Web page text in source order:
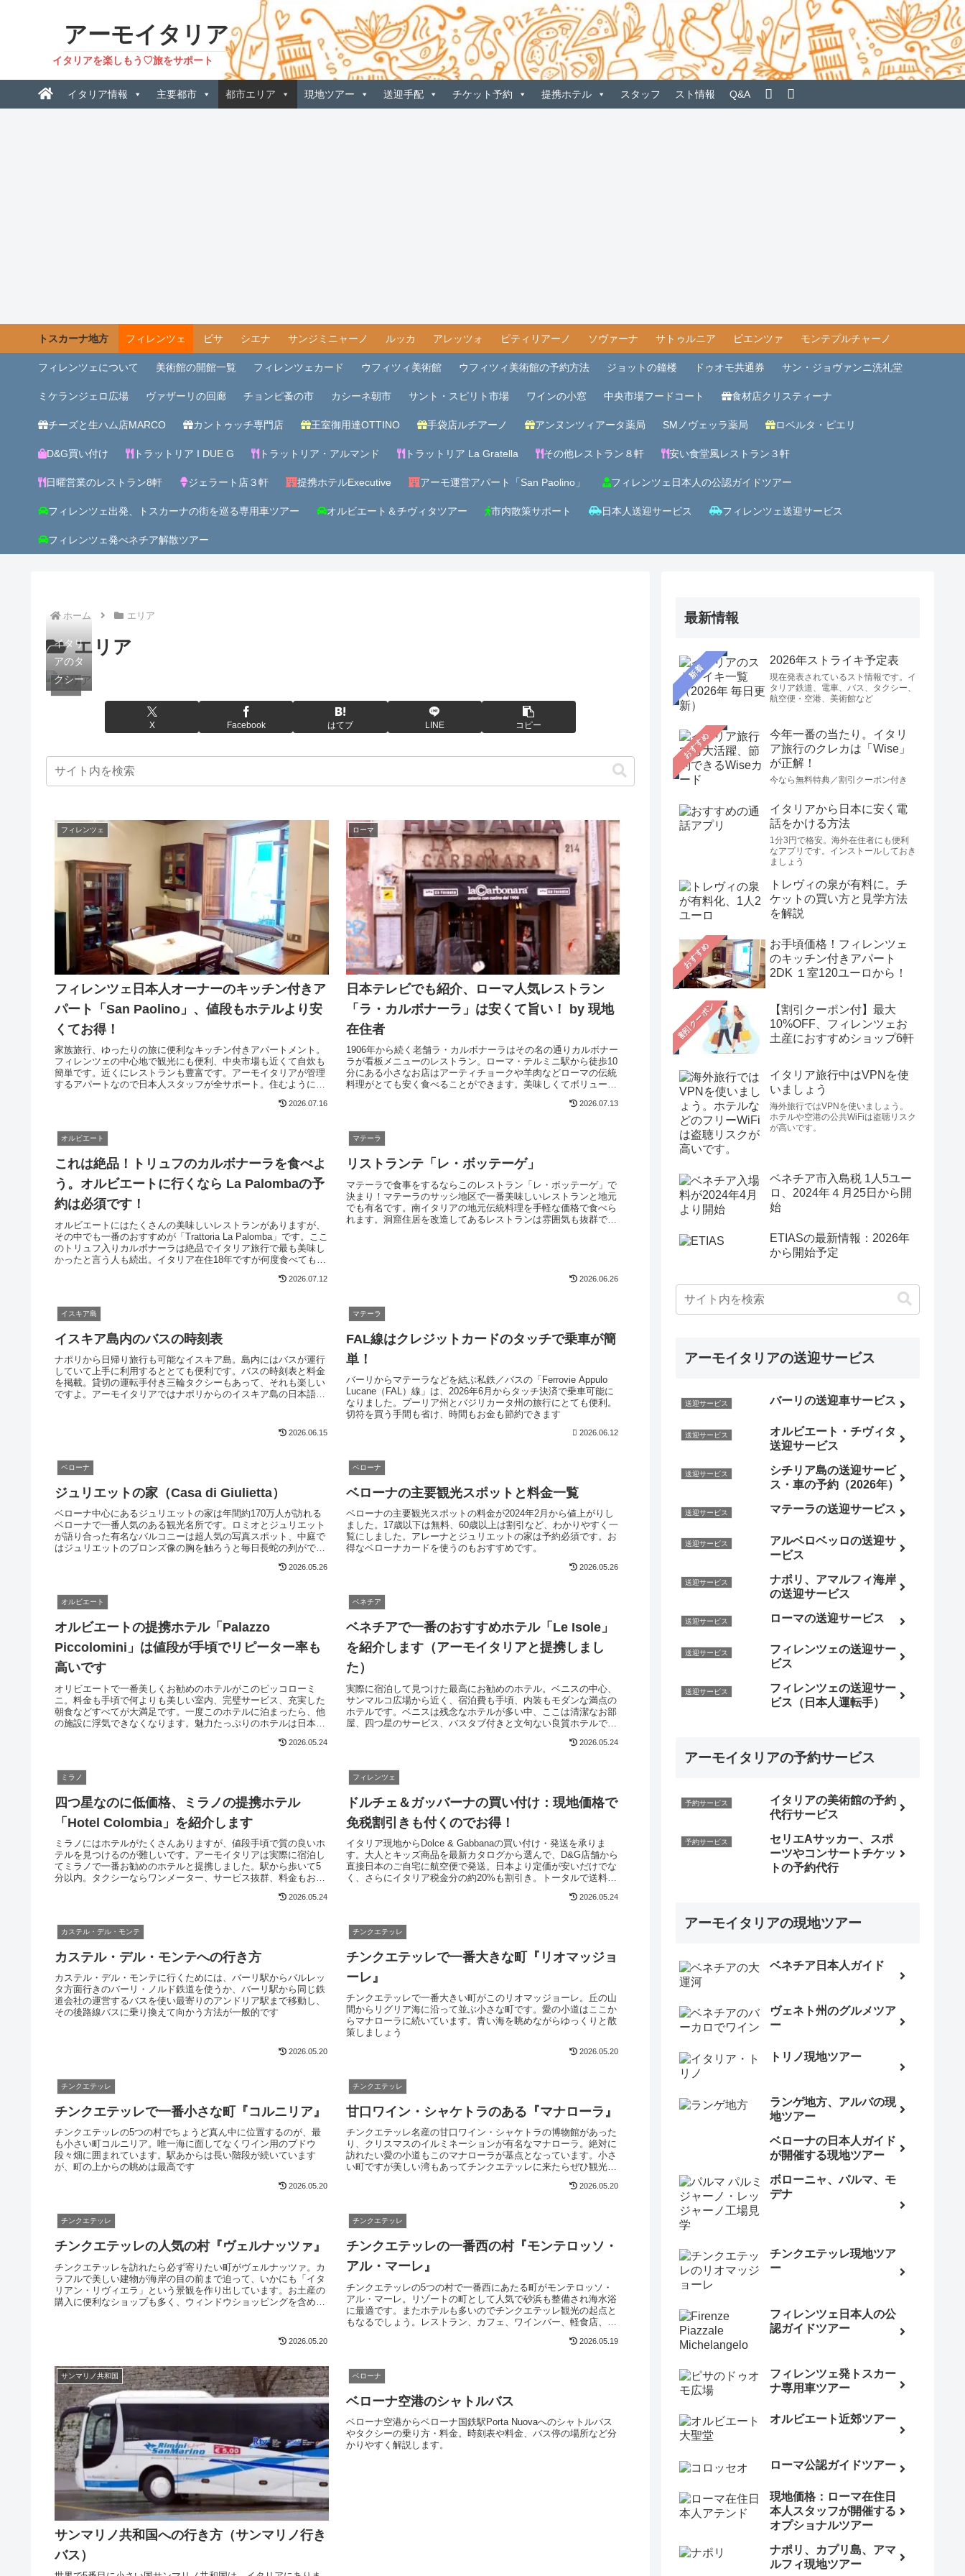
アーモイタリア
イタリアを楽しもう♡旅をサポート
イタリア情報 主要都市 都市エリア 現地ツアー 送迎手配 チケット予約 提携ホテル スタッフ スト情報 Q&A
トスカーナ地方 フィレンツェ ピサ シエナ サンジミニャーノ ルッカ アレッツォ ピティリアーノ ソヴァーナ サトゥルニア ピエンツァ モンテプルチャーノ
フィレンツェについて 美術館の開館一覧 フィレンツェカード ウフィツィ美術館 ウフィツィ美術館の予約方法 ジョットの鐘楼 ドゥオモ共通券 サン・ジョヴァンニ洗礼堂
ミケランジェロ広場 ヴァザーリの回廊 チョンピ蚤の市 カシーネ朝市 サント・スピリト市場 ワインの小窓 中央市場フードコート 食材店クリスティーナ
チーズと生ハム店MARCO カントゥッチ専門店 王室御用達OTTINO 手袋店ルチアーノ アンヌンツィアータ薬局 SMノヴェッラ薬局 ロベルタ・ピエリ
D&G買い付け トラットリア I DUE G トラットリア・アルマンド トラットリア La Gratella その他レストラン８軒 安い食堂風レストラン３軒
日曜営業のレストラン8軒 ジェラート店３軒 提携ホテルExecutive アーモ運営アパート「San Paolino」 フィレンツェ日本人の公認ガイドツアー
フィレンツェ出発、トスカーナの街を巡る専用車ツアー オルビエート＆チヴィタツアー 市内散策サポート 日本人送迎サービス フィレンツェ送迎サービス
フィレンツェ発べネチア解散ツアー
ホーム エリア
エリア
エリア
イタリ
アのタ
クシー
X Facebook はてブ LINE コピー
フィレンツェ
フィレンツェ日本人オーナーのキッチン付きア
パート「San Paolino」、値段もホテルより安
くてお得！
家族旅行、ゆったりの旅に便利なキッチン付きアパートメント。
フィレンツェの中心地で観光にも便利、中央市場も近くて自炊も
簡単です。近くにレストランも豊富です。アーモイタリアが管理
するアパートなので日本人スタッフが全サポート。住むようにフ
2026.07.16
ローマ
日本テレビでも紹介、ローマ人気レストラン
「ラ・カルボナーラ」は安くて旨い！ by 現地
在住者
1906年から続く老舗ラ・カルボナーラはその名の通りカルボナー
ラが看板メニューのレストラン。ローマ・テルミニ駅から徒歩10
分にある小さなお店はアーティチョークや羊肉などローマの伝統
料理がとても安く食べることができます。美味しくてボリューム
2026.07.13
オルビエート
これは絶品！トリュフのカルボナーラを食べよ
う。オルビエートに行くなら La Palombaの予
約は必須です！
オルビエートにはたくさんの美味しいレストランがありますが、
その中でも一番のおすすめが「Trattoria La Palomba」です。ここ
のトリュフ入りカルボナーラは絶品でイタリア旅行で最も美味し
かったと言う人も続出。イタリア在住18年ですが何度食べても感
2026.07.12
マテーラ
リストランテ「レ・ボッテーゲ」
マテーラで食事をするならこのレストラン「レ・ボッテーゲ」で
決まり！マテーラのサッシ地区で一番美味しいレストランと地元
でも有名です。南イタリアの地元伝統料理を手軽な価格で食べら
れます。洞窟住居を改造してあるレストランは雰囲気も抜群で超
2026.06.26
イスキア島
イスキア島内のバスの時刻表
ナポリから日帰り旅行も可能なイスキア島。島内にはバスが運行
していて上手に利用するととても便利です。バスの時刻表と料金
を掲載。貸切の運転手付き三輪タクシーもあって、それも楽しい
ですよ。アーモイタリアではナポリからのイスキア島の日本語ア
2026.06.15
マテーラ
FAL線はクレジットカードのタッチで乗車が簡
単！
バーリからマテーラなどを結ぶ私鉄／バスの「Ferrovie Appulo
Lucane（FAL）線」は、2026年6月からタッチ決済で乗車可能に
なりました。プーリア州とバジリカータ州の旅行にとても便利。
切符を買う手間も省け、時間もお金も節約できます
2026.06.12
ベローナ
ジュリエットの家（Casa di Giulietta）
ベローナ中心にあるジュリエットの家は年間約170万人が訪れる
ベローナで一番人気のある観光名所です。ロミオとジュリエット
が語り合った有名なバルコニーは超人気の写真スポット、中庭で
はジュリエットのブロンズ像の胸を触ろうと毎日長蛇の列ができ
2026.05.26
ベローナ
ベローナの主要観光スポットと料金一覧
ベローナの主要観光スポットの料金が2024年2月から値上がりし
ました。17歳以下は無料、60歳以上は割引など、わかりやすく一
覧にしました。アレーナとジュリエットの家は予約必須です。お
得なベローナカードを使うのもおすすめです。
2026.05.26
オルビエート
オルビエートの提携ホテル「Palazzo
Piccolomini」は値段が手頃でリピーター率も
高いです
オリビエートで一番美しくお勧めのホテルがこのピッコローミ
ニ。料金も手頃で何よりも美しい室内、完璧サービス、充実した
朝食などすべてが大満足です。一度このホテルに泊まったら、他
の施設に浮気できなくなります。魅力たっぷりのホテルは日本語
2026.05.24
ベネチア
ベネチアで一番のおすすめホテル「Le Isole」
を紹介します（アーモイタリアと提携しまし
た）
実際に宿泊して見つけた最高にお勧めのホテル。ベニスの中心、
サンマルコ広場から近く、宿泊費も手頃、内装もモダンな満点の
ホテルです。ベニスは残念なホテルが多い中、ここは清潔なお部
屋、四つ星のサービス、バスタブ付きと文句ない良質ホテルでし
2026.05.24
ミラノ
四つ星なのに低価格、ミラノの提携ホテル
「Hotel Colombia」を紹介します
ミラノにはホテルがたくさんありますが、値段手頃で質の良いホ
テルを見つけるのが難しいです。アーモイタリアは実際に宿泊し
てミラノで一番お勧めのホテルと提携しました。駅から歩いて5
分以内。タクシーならワンメーター、サービス抜群、料金もお得
2026.05.24
フィレンツェ
ドルチェ＆ガッバーナの買い付け：現地価格で
免税割引きも付くのでお得！
イタリア現地からDolce & Gabbanaの買い付け・発送を承りま
す。大人とキッズ商品を最新カタログから選んで、D&G店舗から
直接日本のご自宅に航空便で発送。日本より定価が安いだけでな
く、さらにイタリア税金分の約20%も割引き。トータルで送料と
2026.05.24
カステル・デル・モンテ
カステル・デル・モンテへの行き方
カステル・デル・モンテに行くためには、バーリ駅からバルレッ
タ方面行きのバーリ・ノルド鉄道を使うか、バーリ駅から同じ鉄
道会社の運営するバスを使い最寄りのアンドリア駅まで移動し、
その後路線バスに乗り換えて向かう方法が一般的です
2026.05.20
チンクエテッレ
チンクエテッレで一番大きな町『リオマッジョ
ーレ』
チンクエテッレで一番大きい町がこのリオマッジョーレ。丘の山
間からリグリア海に沿って並ぶ小さな町です。愛の小道はここか
らマナローラに続いています。青い海を眺めながらゆっくりと散
策しましょう
2026.05.20
チンクエテッレ
チンクエテッレで一番小さな町『コルニリア』
チンクエテッレの5つの村でちょうど真ん中に位置するのが、最
も小さい町コルニリア。唯一海に面してなくワイン用のブドウ
段々畑に囲まれています。駅あからは長い階段が続いています
が、町の上からの眺めは最高です
2026.05.20
チンクエテッレ
甘口ワイン・シャケトラのある『マナローラ』
チンクエテッレ名産の甘口ワイン・シャケトラの博物館があった
り、クリスマスのイルミネーションが有名なマナローラ。絶対に
訪れたい愛の小道もこのマナローラが基点となっています。小さ
い町ですが美しい湾もあってチンクエテッレに来たらぜひ観光し
2026.05.20
チンクエテッレ
チンクエテッレの人気の村『ヴェルナッツァ』
チンクエテッレを訪れたら必ず寄りたい町がヴェルナッツァ。カ
ラフルで美しい建物が海岸の目の前まで迫って、いかにも「イタ
リアン・リヴィエラ」という景観を作り出しています。お土産の
購入に便利なショップも多く、ウィンドウショッピングを含め町
2026.05.20
チンクエテッレ
チンクエテッレの一番西の村『モンテロッソ・
アル・マーレ』
チンクエテッレの5つの村で一番西にあたる町がモンテロッソ・
アル・マーレ。リゾートの町として人気で砂浜も整備され海水浴
に最適です。またホテルも多いのでチンクエテッレ観光の起点と
もなるでしょう。レストラン、カフェ、ワインバー、軽食店、お
2026.05.19
サンマリノ共和国
サンマリノ共和国への行き方（サンマリノ行き
バス）
ベローナ
ベローナ空港のシャトルバス
ベローナ空港からベローナ国鉄駅Porta Nuovaへのシャトルバス
やタクシーの乗り方・料金。時刻表や料金、バス停の場所など分
かりやすく解説します。
最新情報
新着
2026年ストライキ予定表
現在発表されているスト情報です。イ
タリア鉄道、電車、バス、タクシー、
航空便・空港、美術館など
おすすめ
今年一番の当たり。イタリ
ア旅行のクレカは「Wise」
が正解！
今なら無料特典／割引クーポン付き
イタリアから日本に安く電
話をかける方法
1分3円で格安。海外在住者にも便利
なアプリです。インストールしておき
ましょう
トレヴィの泉が有料に。チ
ケットの買い方と見学方法
を解説
おすすめ
お手頃価格！フィレンツェ
のキッチン付きアパート
2DK １室120ユーロから！
【割引クーポン付】最大
10%OFF、フィレンツェお
土産におすすめショップ6軒
イタリア旅行中はVPNを使
いましょう
海外旅行ではVPNを使いましょう。
ホテルや空港の公共WiFiは盗聴リスク
が高いです。
ベネチア市入島税 1人5ユー
ロ、2024年４月25日から開
始
ETIASの最新情報：2026年
から開始予定
アーモイタリアの送迎サービス
送迎サービス バーリの送迎車サービス
送迎サービス
オルビエート・チヴィタ
送迎サービス
送迎サービス
シチリア島の送迎サービ
ス・車の予約（2026年）
送迎サービス マテーラの送迎サービス
送迎サービス
アルベロベッロの送迎サ
ービス
送迎サービス
ナポリ、アマルフィ海岸
の送迎サービス
送迎サービス ローマの送迎サービス
送迎サービス
フィレンツェの送迎サー
ビス
送迎サービス
フィレンツェの送迎サー
ビス（日本人運転手）
アーモイタリアの予約サービス
予約サービス
イタリアの美術館の予約
代行サービス
予約サービス
セリエAサッカー、スポ
ーツやコンサートチケッ
トの予約代行
アーモイタリアの現地ツアー
ベネチア日本人ガイド
ヴェネト州のグルメツア
ー
トリノ現地ツアー
ランゲ地方、アルバの現
地ツアー
ベローナの日本人ガイド
が開催する現地ツアー
ボローニャ、パルマ、モ
デナ
チンクエテッレ現地ツア
ー
フィレンツェ日本人の公
認ガイドツアー
フィレンツェ発トスカー
ナ専用車ツアー
オルビエート近郊ツアー
ローマ公認ガイドツアー
現地価格：ローマ在住日
本人スタッフが開催する
オプショナルツアー
ナポリ、カプリ島、アマ
ルフィ現地ツアー